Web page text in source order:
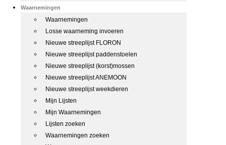
Waarnemingen
Waarnemingen
Losse waarneming invoeren
Nieuwe streeplijst FLORON
Nieuwe streeplijst paddenstoelen
Nieuwe streeplijst (korst)mossen
Nieuwe streeplijst ANEMOON
Nieuwe streeplijst weekdieren
Mijn Lijsten
Mijn Waarnemingen
Lijsten zoeken
Waarnemingen zoeken